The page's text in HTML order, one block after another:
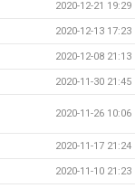
2020-12-21 19:29
2020-12-13 17:23
2020-12-08 21:13
2020-11-30 21:45
2020-11-26 10:06
2020-11-17 21:24
2020-11-10 21:23